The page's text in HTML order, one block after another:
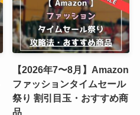
【2026年7〜8月】Amazon
ファッションタイムセール
祭り 割引目玉・おすすめ商
品